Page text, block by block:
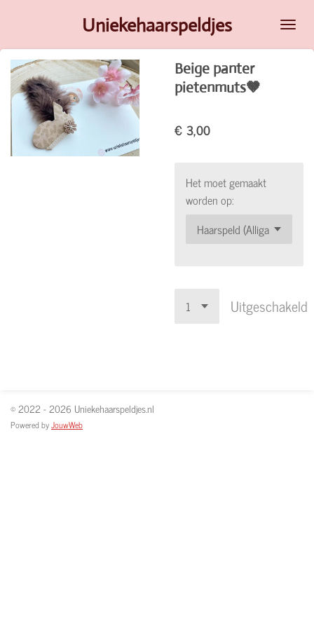
naar
de
hoofdinhoud
Uniekehaarspeldjes
Beige panter
pietenmuts🤎
€ 3,00
Het moet gemaakt
worden op:
Uitgeschakeld
© 2022 - 2026 Uniekehaarspeldjes.nl
Powered byJouwWeb